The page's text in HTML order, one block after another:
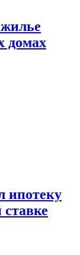
домах
ипотеку